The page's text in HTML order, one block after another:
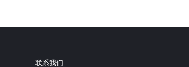
联系我们